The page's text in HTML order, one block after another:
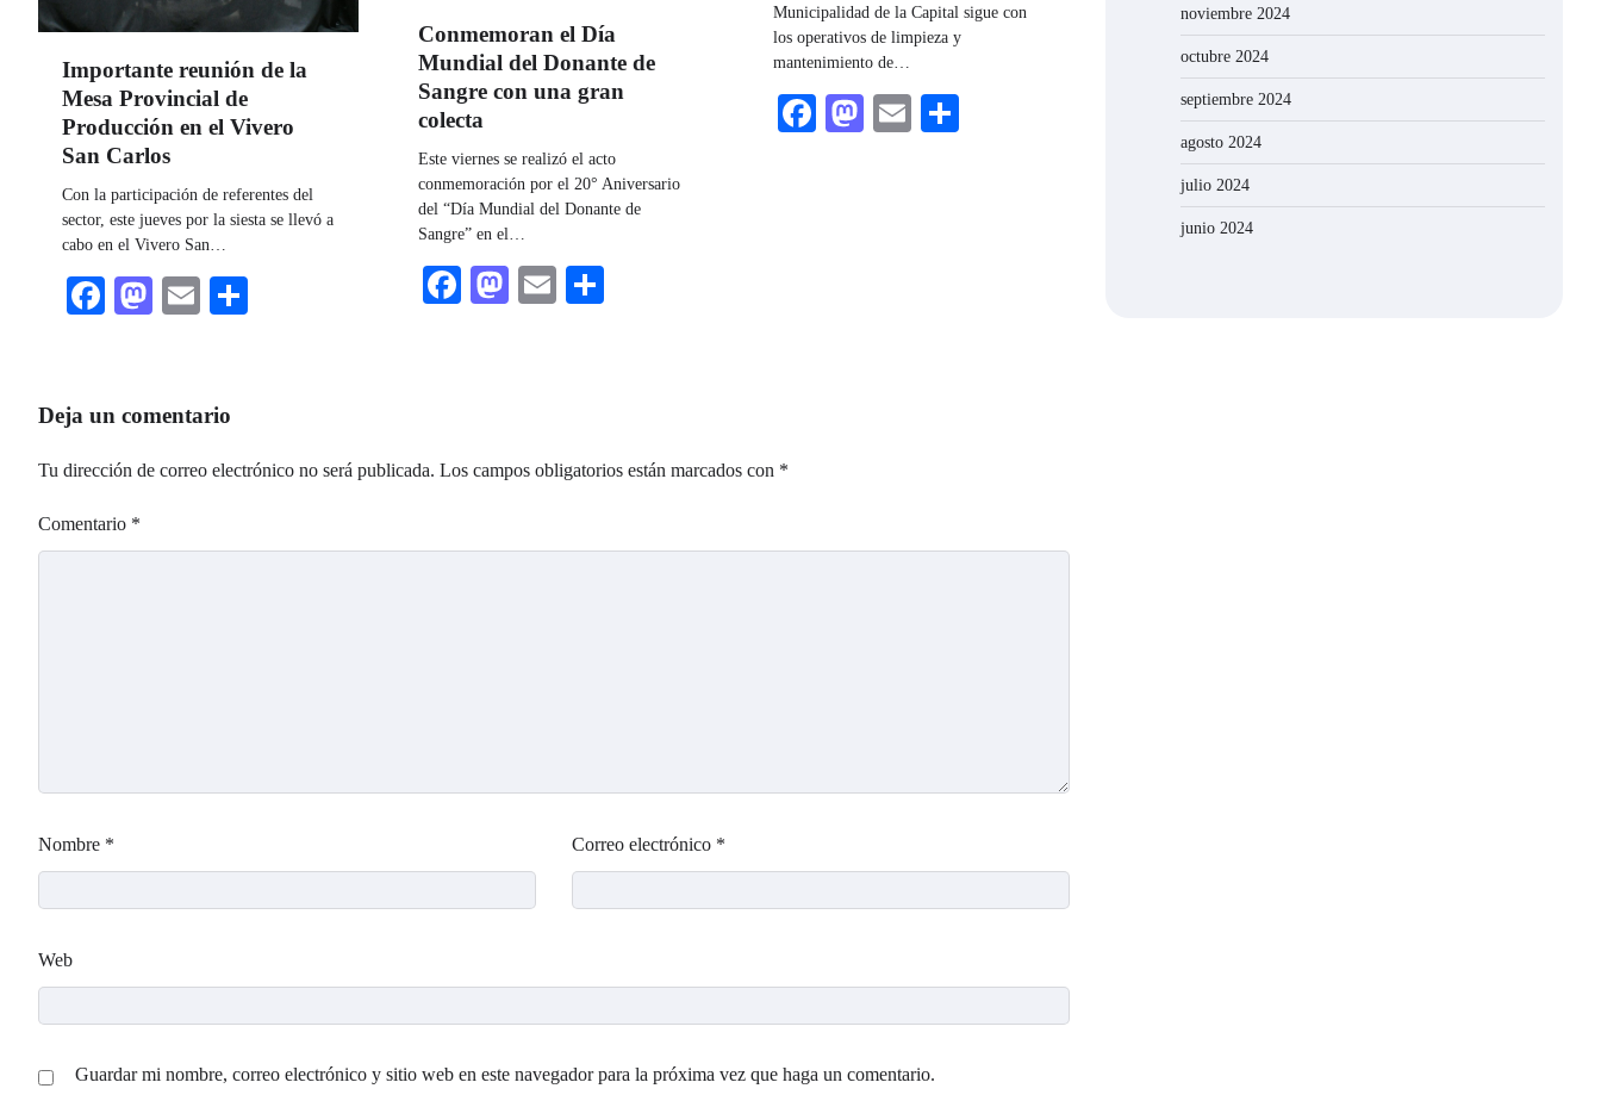
Importante reunión de la
Mesa Provincial de
Producción en el Vivero
San Carlos
Con la participación de referentes del
sector, este jueves por la siesta se llevó a
cabo en el Vivero San…
Facebook
Mastodon
Email
Conmemoran el Día
Mundial del Donante de
Sangre con una gran
colecta
Este viernes se realizó el acto
conmemoración por el 20° Aniversario
del “Día Mundial del Donante de
Sangre” en el…
Facebook
Mastodon
Email
Municipalidad de la Capital sigue con
los operativos de limpieza y
mantenimiento de…
Facebook
Mastodon
Email
Deja un comentario
Tu dirección de correo electrónico no será publicada. Los campos obligatorios están marcados con *
Comentario *
Nombre * Correo electrónico *
Web
Guardar mi nombre, correo electrónico y sitio web en este navegador para la próxima vez que haga un comentario.
noviembre 2024
octubre 2024
septiembre 2024
agosto 2024
julio 2024
junio 2024